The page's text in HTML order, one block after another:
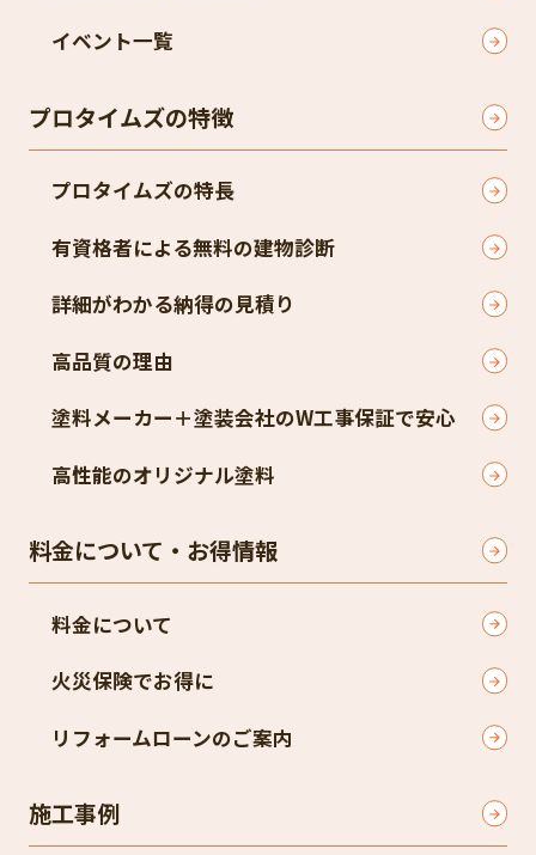
イベント一覧
プロタイムズの特徴
プロタイムズの特長
有資格者による無料の建物診断
詳細がわかる納得の見積り
高品質の理由
塗料メーカー＋塗装会社のW工事保証で安心
高性能のオリジナル塗料
料金について・お得情報
料金について
火災保険でお得に
リフォームローンのご案内
施工事例